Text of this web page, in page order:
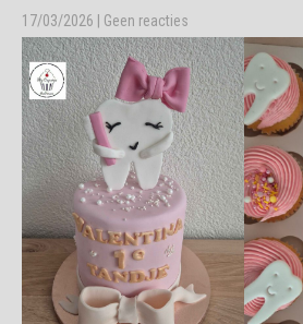
17/03/2026 Geen reacties